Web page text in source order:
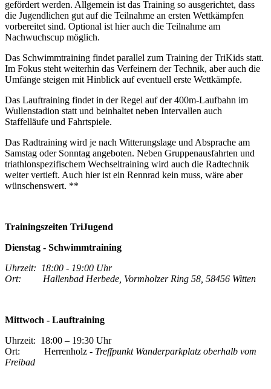
gefördert werden. Allgemein ist das Training so ausgerichtet, dass
die Jugendlichen gut auf die Teilnahme an ersten Wettkämpfen
vorbereitet sind. Optional ist hier auch die Teilnahme am
Nachwuchscup möglich.
Das Schwimmtraining findet parallel zum Training der TriKids statt.
Im Fokus steht weiterhin das Verfeinern der Technik, aber auch die
Umfänge steigen mit Hinblick auf eventuell erste Wettkämpfe.
Das Lauftraining findet in der Regel auf der 400m-Laufbahn im
Wullenstadion statt und beinhaltet neben Intervallen auch
Staffelläufe und Fahrtspiele.
Das Radtraining wird je nach Witterungslage und Absprache am
Samstag oder Sonntag angeboten. Neben Gruppenausfahrten und
triathlonspezifischem Wechseltraining wird auch die Radtechnik
weiter vertieft. Auch hier ist ein Rennrad kein muss, wäre aber
wünschenswert. **
Trainingszeiten TriJugend
Dienstag - Schwimmtraining
Uhrzeit: 18:00 - 19:00 Uhr
Ort: Hallenbad Herbede, Vormholzer Ring 58, 58456 Witten
Mittwoch - Lauftraining
Uhrzeit: 18:00 – 19:30 Uhr
Ort: Herrenholz - Treffpunkt Wanderparkplatz oberhalb vom
Freibad